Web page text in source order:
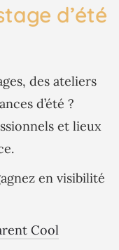
d’été
des ateliers
d’été ?
et lieux
en visibilité
Cool